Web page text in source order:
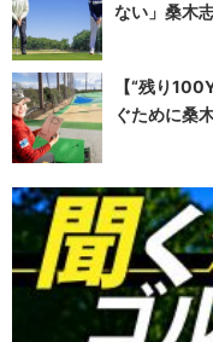
ない」桑木
【“残り
ぐために桑